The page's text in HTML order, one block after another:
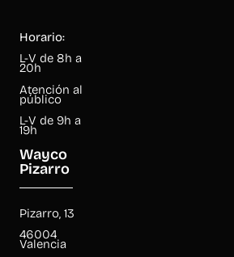
Horario:
L-V de 8h a
20h
Atención al
público
L-V de 9h a
19h
Wayco
Pizarro
Pizarro, 13
46004
Valencia